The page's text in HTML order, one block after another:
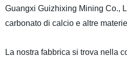
Guangxi Guizhixing Mining Co.,
carbonato di calcio e altre
La nostra fabbrica si trova nella